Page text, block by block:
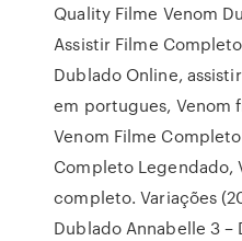
Quality Filme Venom
Assistir Filme
Dublado Online,
em portugues, Venom
Venom Filme
Completo Legendado,
completo. Variações
Dublado Annabelle 3 –